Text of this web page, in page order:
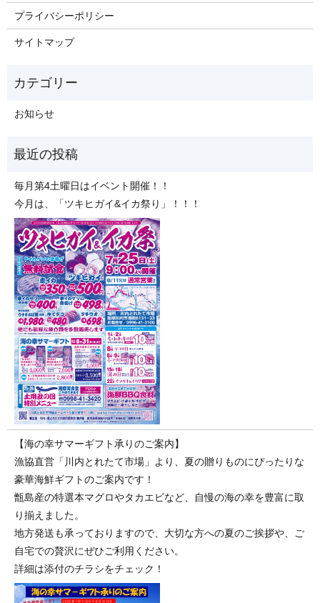
プライバシーポリシー
サイトマップ
お知らせ
毎月第4土曜日はイベント開催！！
今月は、「ツキヒガイ&イカ祭り」！！！
【海の幸サマーギフト承りのご案内】
漁協直営「川内とれたて市場」より、夏の贈りものにぴったりな
豪華海鮮ギフトのご案内です！
甑島産の特選本マグロやタカエビなど、自慢の海の幸を豊富に取
り揃えました。
地方発送も承っておりますので、大切な方への夏のご挨拶や、ご
自宅での贅沢にぜひご利用ください。
詳細は添付のチラシをチェック！